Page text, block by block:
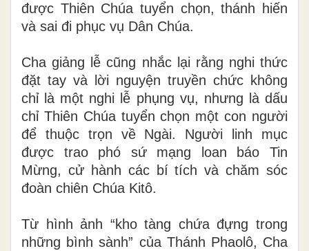
được Thiên Chúa tuyển chọn, thánh hiến
và sai đi phục vụ Dân Chúa.
Cha giảng lễ cũng nhắc lại rằng nghi thức
đặt tay và lời nguyện truyền chức không
chỉ là một nghi lễ phụng vụ, nhưng là dấu
chỉ Thiên Chúa tuyển chọn một con người
để thuộc trọn về Ngài. Người linh mục
được trao phó sứ mạng loan báo Tin
Mừng, cử hành các bí tích và chăm sóc
đoàn chiên Chúa Kitô.
Từ hình ảnh “kho tàng chứa đựng trong
những bình sành” của Thánh Phaolô, Cha